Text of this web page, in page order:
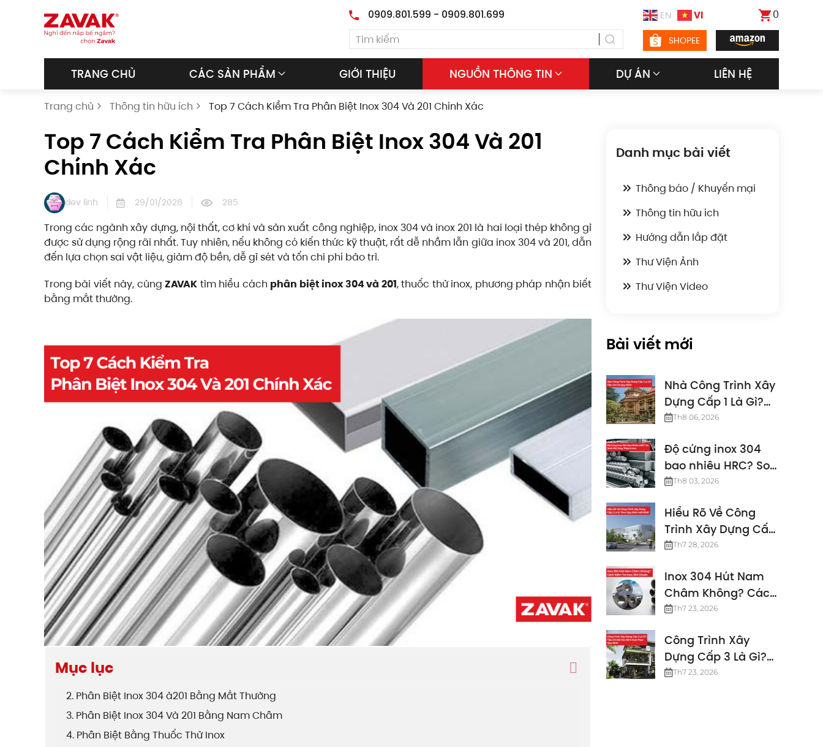
Skip to main content
0909.801.599 - 0909.801.699 EN VI 0
SHOPEE
TRANG CHỦ CÁC SẢN PHẨM GIỚI THIỆU NGUỒN THÔNG TIN DỰ ÁN LIÊN HỆ
Trang chủ Thông tin hữu ích Top 7 Cách Kiểm Tra Phân Biệt Inox 304 Và 201 Chính Xác
Top 7 Cách Kiểm Tra Phân Biệt Inox 304 Và 201
Chính Xác
dev linh 29/01/2026 285
Trong các ngành xây dựng, nội thất, cơ khí và sản xuất công nghiệp, inox 304 và inox 201 là hai loại thép không gỉ
được sử dụng rộng rãi nhất. Tuy nhiên, nếu không có kiến thức kỹ thuật, rất dễ nhầm lẫn giữa inox 304 và 201, dẫn
đến lựa chọn sai vật liệu, giảm độ bền, dễ gỉ sét và tốn chi phí bảo trì.
Trong bài viết này, cùngZAVAK tìm hiểu cách phân biệt inox 304 và 201, thuốc thử inox, phương pháp nhận biết
bằng mắt thường.
Mục lục
2. Phân Biệt Inox 304 à201 Bằng Mắt Thường
3. Phân Biệt Inox 304 Và 201 Bằng Nam Châm
4. Phân Biệt Bằng Thuốc Thử Inox
Danh mục bài viết
Thông báo / Khuyến mại
Thông tin hữu ích
Hướng dẫn lắp đặt
Thư Viện Ảnh
Thư Viện Video
Bài viết mới
Nhà Công Trình Xây
Dựng Cấp 1 Là Gì?
Tiêu Chí Và Quy
Th8 06, 2026
Độ cứng inox 304
bao nhiêu HRC? So
sánh độ cứng thép
Th8 03, 2026
Hiểu Rõ Về Công
Trình Xây Dựng Cấp
2 Là Gì Theo Quy
Th7 28, 2026
Inox 304 Hút Nam
Châm Không? Cách
Kiểm Tra Inox 304
Th7 23, 2026
Công Trình Xây
Dựng Cấp 3 Là Gì?
Các Tiêu Chuẩn
Th7 23, 2026